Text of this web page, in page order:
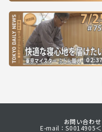
お問い合わ
E-mail：S0014905